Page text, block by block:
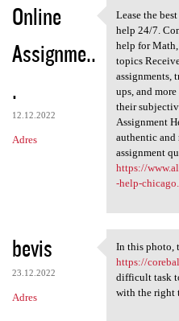
Online
Assignme..
.
12.12.2022
Adres
Lease the
Lease the
help 24/7.
help for
topics
assignments,
ups, and
their
Assignment
authentic
assignment
https://
-help-
bevis
23.12.2022
Adres
In this
In this photo,
https://
difficult task
with the right